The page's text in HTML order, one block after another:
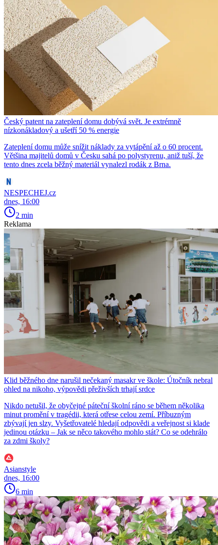
Český patent na zateplení domu dobývá svět. Je extrémně
nízkonákladový a ušetří 50 % energie
Zateplení domu může snížit náklady za vytápění až o 60 procent.
Většina majitelů domů v Česku sahá po polystyrenu, aniž tuší, že
tento dnes zcela běžný materiál vynalezl rodák z Brna.
NESPECHEJ.cz
dnes, 16:00
2 min
Reklama
Klid běžného dne narušil nečekaný masakr ve škole: Útočník nebral
ohled na nikoho, výpovědi přeživších trhají srdce
Nikdo netušil, že obyčejné páteční školní ráno se během několika
minut promění v tragédii, která otřese celou zemí. Příbuzným
zbývají jen slzy. Vyšetřovatelé hledají odpovědi a veřejnost si klade
jedinou otázku – Jak se něco takového mohlo stát? Co se odehrálo
za zdmi školy?
Asianstyle
dnes, 16:00
6 min